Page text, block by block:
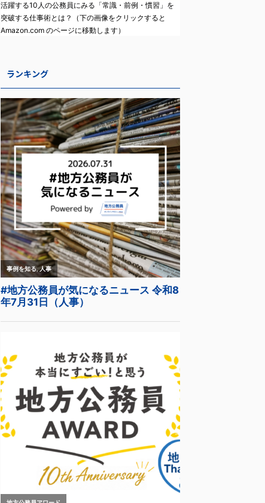
活躍する10人の公務員にみる「常識・前例・慣習」を
突破する仕事術とは？（下の画像をクリックすると
Amazon.com のページに移動します）
ランキング